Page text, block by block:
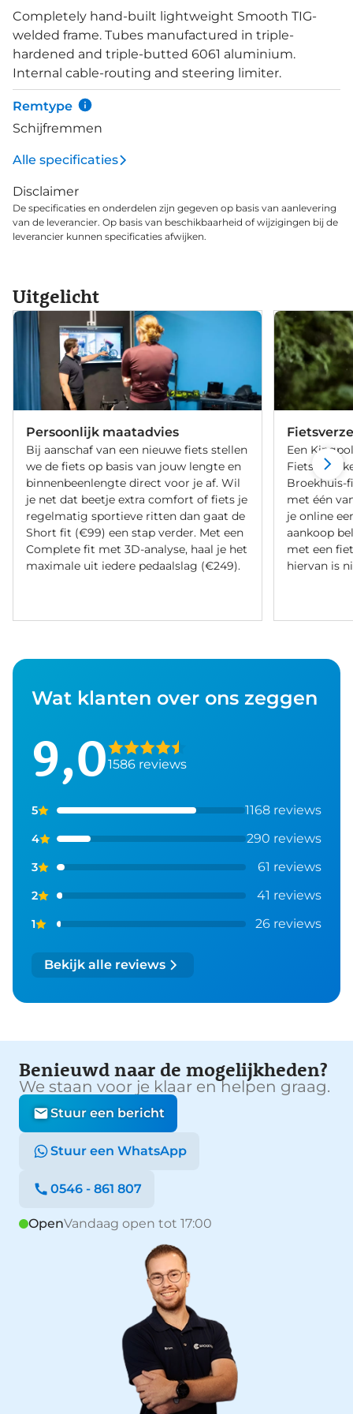
geven je de remkracht die jij verlangt. Extra
bevestigingspunten bieden de optie om meer
accessoires te plaatsen op de fiets. De naafdynamo
zorgt voor de stroomvoorziening van de voor- en
achterlamp. De stevige Schwalbe Marathon banden
zijn niet alleen anti-lek maar ook dusdanig breed
voor een comfortabel fietsgevoel als de weg wat
minder glad is. De ultieme trekking bike, de Koga
WordTraveller.
Completely hand-built lightweight Smooth TIG-
welded frame. Tubes manufactured in triple-
hardened and triple-butted 6061 aluminium.
Internal cable-routing and steering limiter.
Remtype
Schijfremmen
Alle specificaties
Disclaimer
De specificaties en onderdelen zijn gegeven op basis van aanlevering
van de leverancier. Op basis van beschikbaarheid of wijzigingen bij de
leverancier kunnen specificaties afwijken.
Uitgelicht
Persoonlijk maatadvies
Bij aanschaf van een nieuwe fiets stellen
we de fiets op basis van jouw lengte en
binnenbeenlengte direct voor je af. Wil
je net dat beetje extra comfort of fiets je
regelmatig sportieve ritten dan gaat de
Short fit (€99) een stap verder. Met een
Complete fit met 3D-analyse, haal je het
maximale uit iedere pedaalslag (€249).
Een
Broekhuis-
met één
je online
aankoop
met een
hiervan is
Wat klanten over ons zeggen
9,01586 reviews
5 1168 reviews
4 290 reviews
3 61 reviews
2 41 reviews
1 26 reviews
Bekijk alle reviews
Benieuwd naar de mogelijkheden?
We staan voor je klaar en helpen graag.
Stuur een bericht
Stuur een WhatsApp
0546 - 861 807
OpenVandaag open tot 17:00